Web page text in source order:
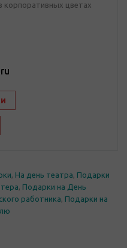
корпоративных цветах
, На день театра, Подарки
, Подарки на День
работника, Подарки на